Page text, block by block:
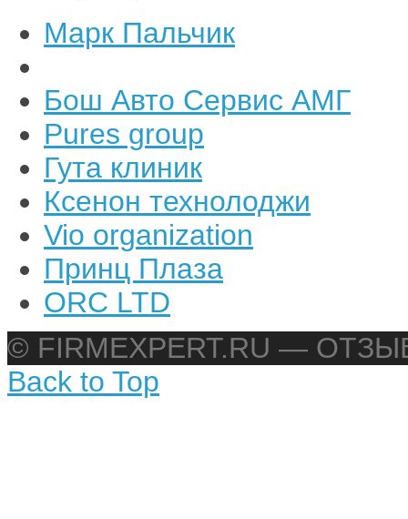
Марк Пальчик
Бош Авто Сервис АМГ
Pures group
Гута клиник
Ксенон технолоджи
Vio organization
Принц Плаза
ORC LTD
© FIRMEXPERT.RU —
Back to Top